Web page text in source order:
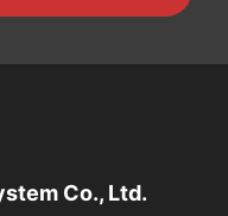
Co., Ltd.